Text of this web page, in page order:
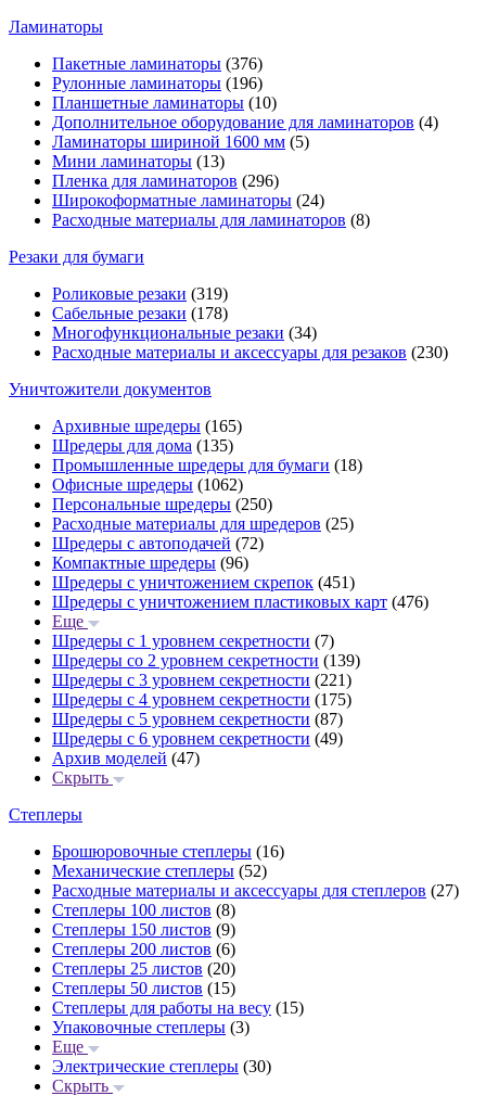
Ламинаторы
Пакетные ламинаторы (376)
Рулонные ламинаторы (196)
Планшетные ламинаторы (10)
Дополнительное оборудование для ламинаторов (4)
Ламинаторы шириной 1600 мм (5)
Мини ламинаторы (13)
Пленка для ламинаторов (296)
Широкоформатные ламинаторы (24)
Расходные материалы для ламинаторов (8)
Резаки для бумаги
Роликовые резаки (319)
Сабельные резаки (178)
Многофункциональные резаки (34)
Расходные материалы и аксессуары для резаков (230)
Уничтожители документов
Архивные шредеры (165)
Шредеры для дома (135)
Промышленные шредеры для бумаги (18)
Офисные шредеры (1062)
Персональные шредеры (250)
Расходные материалы для шредеров (25)
Шредеры с автоподачей (72)
Компактные шредеры (96)
Шредеры с уничтожением скрепок (451)
Шредеры с уничтожением пластиковых карт (476)
Еще
Шредеры с 1 уровнем секретности (7)
Шредеры со 2 уровнем секретности (139)
Шредеры с 3 уровнем секретности (221)
Шредеры с 4 уровнем секретности (175)
Шредеры с 5 уровнем секретности (87)
Шредеры с 6 уровнем секретности (49)
Архив моделей (47)
Скрыть
Степлеры
Брошюровочные степлеры (16)
Механические степлеры (52)
Расходные материалы и аксессуары для степлеров (27)
Степлеры 100 листов (8)
Степлеры 150 листов (9)
Степлеры 200 листов (6)
Степлеры 25 листов (20)
Степлеры 50 листов (15)
Степлеры для работы на весу (15)
Упаковочные степлеры (3)
Еще
Электрические степлеры (30)
Скрыть